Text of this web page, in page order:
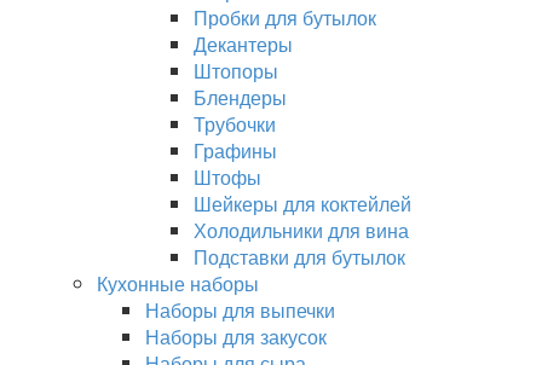
Пробки для бутылок
Декантеры
Штопоры
Блендеры
Трубочки
Графины
Штофы
Шейкеры для коктейлей
Холодильники для вина
Подставки для бутылок
Кухонные наборы
Наборы для выпечки
Наборы для закусок